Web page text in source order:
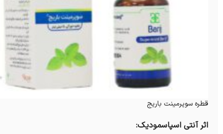
قطره سوپرمینت باریج
اثر آنتی اسپاسمودیک: